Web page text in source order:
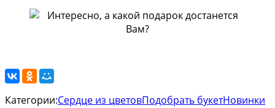
Категории:Сердце из цветовПодобрать букетНовинки